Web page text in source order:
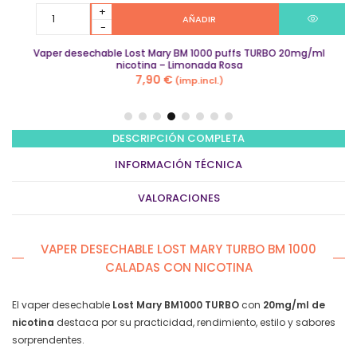
desechable
Mary
AÑADIR
Vaper desechable Lost Mary BM 1000 puffs TURBO 20mg/ml
nicotina – Limonada Rosa
7,90 € (imp.incl.)
DESCRIPCIÓN COMPLETA
INFORMACIÓN TÉCNICA
VALORACIONES
VAPER DESECHABLE LOST MARY TURBO BM 1000
CALADAS CON NICOTINA
El vaper desechable Lost Mary BM1000 TURBO con 20mg/ml de
nicotina destaca por su practicidad, rendimiento, estilo y sabores
sorprendentes.